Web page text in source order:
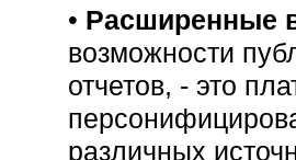
• Расширенные
возможности
отчетов, - это
различных